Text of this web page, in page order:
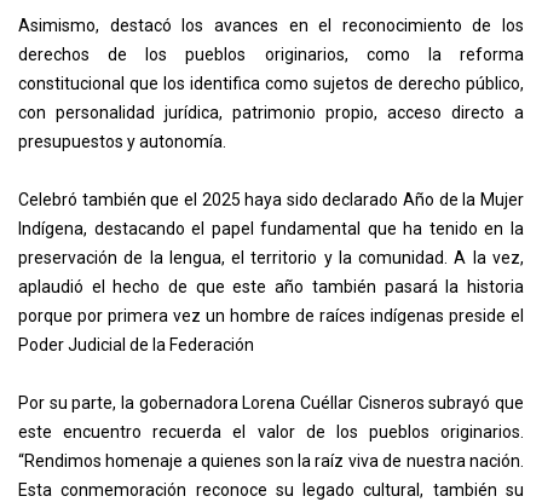
Asimismo, destacó los avances en el reconocimiento de los
derechos de los pueblos originarios, como la reforma
constitucional que los identifica como sujetos de derecho público,
con personalidad jurídica, patrimonio propio, acceso directo a
presupuestos y autonomía.
Celebró también que el 2025 haya sido declarado Año de la Mujer
Indígena, destacando el papel fundamental que ha tenido en la
preservación de la lengua, el territorio y la comunidad. A la vez,
aplaudió el hecho de que este año también pasará la historia
porque por primera vez un hombre de raíces indígenas preside el
Poder Judicial de la Federación
Por su parte, la gobernadora Lorena Cuéllar Cisneros subrayó que
este encuentro recuerda el valor de los pueblos originarios.
“Rendimos homenaje a quienes son la raíz viva de nuestra nación.
Esta conmemoración reconoce su legado cultural, también su